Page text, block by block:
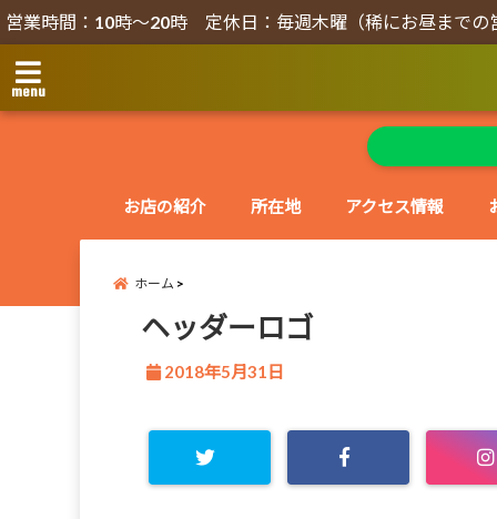
営業時間：10時～20時 定休日：毎週木曜（稀にお昼までの
menu
お店の紹介 所在地 アクセス情報
ホーム
ヘッダーロゴ
2018年5月31日